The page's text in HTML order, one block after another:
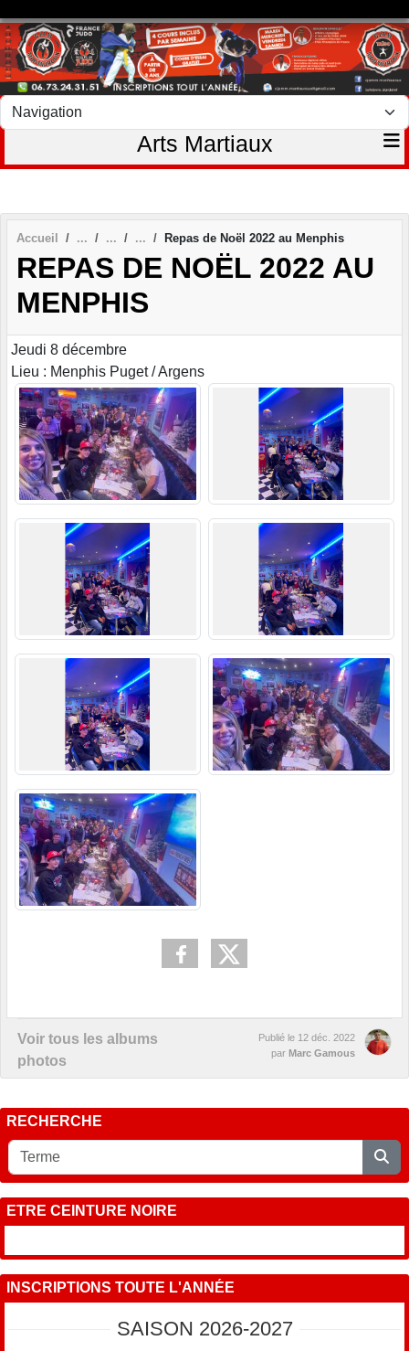
Arts Martiaux
Accueil Repas de Noël 2022 au Menphis
REPAS DE NOËL 2022 AU
MENPHIS
Jeudi 8 décembre
Lieu : Menphis Puget / Argens
Voir tous les albums
photos
Publié le 12 déc. 2022
par Marc Gamous
RECHERCHE
ETRE CEINTURE NOIRE
INSCRIPTIONS TOUTE L'ANNÉE
SAISON 2026-2027